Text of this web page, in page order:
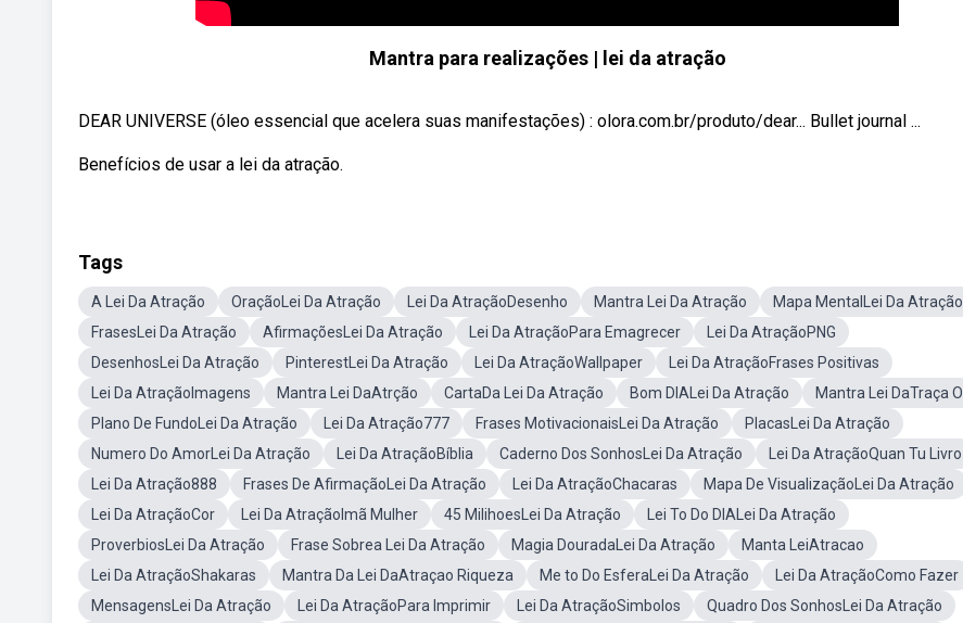
Mantra para realizações | lei da atração
DEAR UNIVERSE (óleo essencial que acelera suas manifestações) : olora.com.br/produto/dear... Bullet journal ...
Benefícios de usar a lei da atração.
Tags
A Lei Da Atração OraçãoLei Da Atração Lei Da AtraçãoDesenho Mantra Lei Da Atração
Mapa MentalLei Da Atração
FrasesLei Da Atração
AfirmaçõesLei Da Atração Lei Da AtraçãoPara Emagrecer
Lei Da AtraçãoPNG
DesenhosLei Da Atração
PinterestLei Da Atração Lei Da AtraçãoWallpaper
Lei Da AtraçãoFrases Positivas
Lei Da AtraçãoImagens
Mantra Lei DaAtrção CartaDa Lei Da Atração Bom DIALei Da Atração
Mantra Lei DaTraça O
Plano De FundoLei Da Atração
Lei Da Atração777 Frases MotivacionaisLei Da Atração
PlacasLei Da Atração
Numero Do AmorLei Da Atração
Lei Da AtraçãoBíblia Caderno Dos SonhosLei Da Atração
Lei Da AtraçãoQuan Tu Livro
Lei Da Atração888
Frases De AfirmaçãoLei Da Atração Lei Da AtraçãoChacaras
Mapa De VisualizaçãoLei Da Atração
Lei Da AtraçãoCor
Lei Da AtraçãoImã Mulher 45 MilihoesLei Da Atração
Lei To Do DIALei Da Atração
ProverbiosLei Da Atração
Frase Sobrea Lei Da Atração Magia DouradaLei Da Atração
Manta LeiAtracao
Lei Da AtraçãoShakaras
Mantra Da Lei DaAtraçao Riqueza Me to Do EsferaLei Da Atração
Lei Da AtraçãoComo Fazer
MensagensLei Da Atração
Lei Da AtraçãoPara Imprimir Lei Da AtraçãoSimbolos
Quadro Dos SonhosLei Da Atração